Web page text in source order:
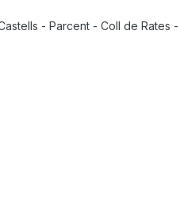
- Parcent - Coll de Rates